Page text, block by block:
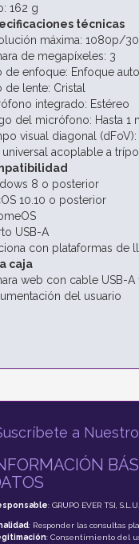
162 g
técnicas
máxima: 1080p/
de megapíxeles: 3
de enfoque: Enfoque
de lente: Cristal
integrado: Estéreo
del micrófono: Hasta 1
visual diagonal (dFoV):
universal acoplable a
8 o posterior
10.10 o posterior
USB-A
con plataformas de
caja
web con cable USB-A
del usuario
a
: GRUPO EVER TSI, S.L.U.
: Responder las consultas
: Consentimiento del